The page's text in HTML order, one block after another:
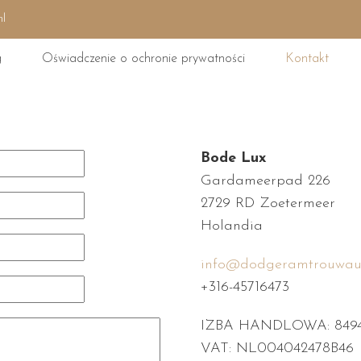
Oświadczenie o ochronie prywatności Kontakt
Bode Lux
Gardameerpad 226
2729 RD Zoetermeer
Holandia
+316-45716473
IZBA HANDLOWA:
VAT: NL004042478B46